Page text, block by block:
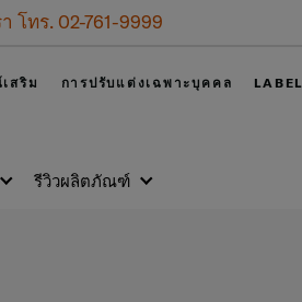
สริม การปรับแต่งเฉพาะบุคคล
รีวิวผลิตภัณฑ์